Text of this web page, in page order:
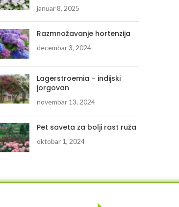
januar 8, 2025
Razmnožavanje hortenzija
decembar 3, 2024
Lagerstroemia – indijski
jorgovan
novembar 13, 2024
Pet saveta za bolji rast ruža
oktobar 1, 2024